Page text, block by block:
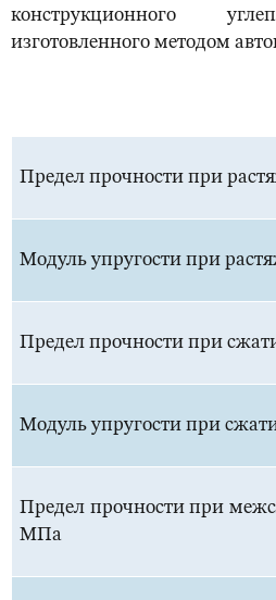
конструкционного
изготовленного методом
Предел прочности при
Модуль упругости при
Предел прочности при
Модуль упругости при
Предел прочности при
МПа